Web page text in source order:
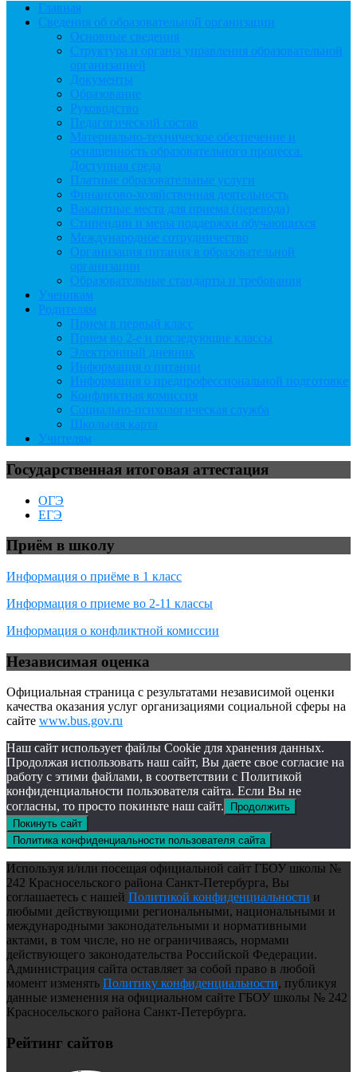
Главная
Сведения об образовательной организации
Основные сведения
Структура и органы управления образовательной
организацией
Документы
Образование
Руководство
Педагогический состав
Материально-техническое обеспечение и
оснащенность образовательного процесса.
Доступная среда
Платные образовательные услуги
Финансово-хозяйственная деятельность
Вакантные места для приема (перевода)
Стипендии и меры поддержки обучающихся
Международное сотрудничество
Организация питания в образовательной
организации
Образовательные стандарты и требования
Ученикам
Родителям
Прием в первый класс
Прием во 2-е и последующие классы
Электронный дневник
Информация о питании
Информация о предпрофессиональной подготовке
Конфликтная комиссия
Социально-психологическая служба
Школьная карта
Учителям
Государственная итоговая аттестация
ОГЭ
ЕГЭ
Приём в школу
Информация о приёме в 1 класс
Информация о приеме во 2-11 классы
Информация о конфликтной комиссии
Независимая оценка
Официальная страница с результатами независимой оценки
качества оказания услуг организациями социальной сферы на
сайте www.bus.gov.ru
Наш сайт использует файлы Cookie для хранения данных.
Продолжая использовать наш сайт, Вы даете свое согласие на
работу с этими файлами, в соответствии с Политикой
конфиденциальности пользователя сайта. Если Вы не
согласны, то просто покиньте наш сайт.
Продолжить
Покинуть сайт
Политика конфиденциальности пользователя сайта
Используя и/или посещая официальной сайт ГБОУ школы №
242 Красносельского района Санкт-Петербурга, Вы
соглашаетесь с нашей Политикой конфиденциальности и
любыми действующими региональными, национальными и
международными законодательными и нормативными
актами, в том числе, но не ограничиваясь, нормами
действующего законодательства Российской Федерации.
Администрация сайта оставляет за собой право в любой
момент изменять Политику конфиденциальности, публикуя
данные изменения на официальном сайте ГБОУ школы № 242
Красносельского района Санкт-Петербурга.
Рейтинг сайтов